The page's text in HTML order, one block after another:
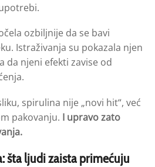
ozbiljnije da se bavi
Istraživanja su pokazala njen
da njeni efekti zavise od
spirulina nije „novi hit“, već
pakovanju. I upravo zato
šta ljudi zaista primećuju